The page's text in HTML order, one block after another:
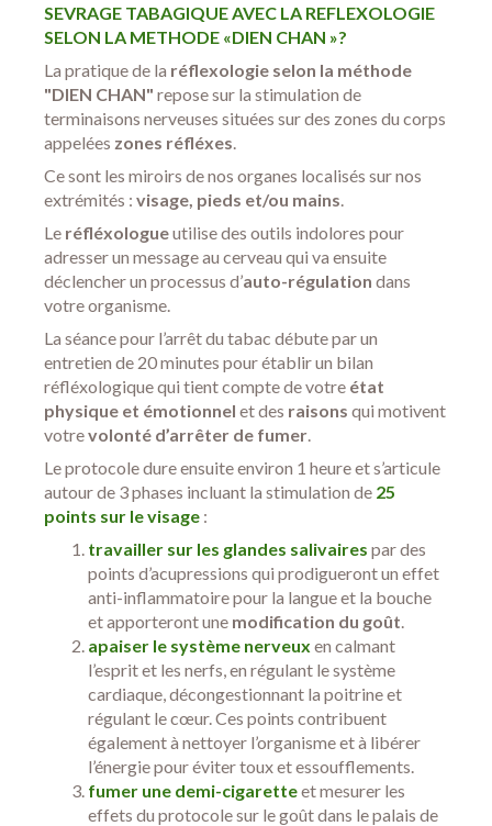
SEVRAGE TABAGIQUE AVEC LA REFLEXOLOGIE
SELON LA METHODE «DIEN CHAN »?
La pratique de la réflexologie selon la méthode
"DIEN CHAN" repose sur la stimulation de
terminaisons nerveuses situées sur des zones du corps
appelées zones réfléxes
Ce sont les miroirs de nos organes localisés sur nos
extrémités : visage, pieds et/ou mains
Le réfléxologueutilise des outils indolores pour
adresser un message au cerveau qui va ensuite
déclencher un processus d’auto-régulation dans
votre organisme.
La séance pour l’arrêt du tabac débute par un
entretien de 20 minutes pour établir un bilan
réfléxologique qui tient compte de votre état
physique et émotionnel et des raisons qui motivent
votrevolonté d’arrêter de fumer
Le protocole dure ensuite environ 1 heure et s’articule
autour de 3 phases incluant la stimulation de 25
points sur le visage :
travailler sur les glandes salivaires par des
points d’acupressions qui prodigueront un effet
anti-inflammatoire pour la langue et la bouche
et apporteront une modification du goût
apaiser le système nerveux en calmant
l’esprit et les nerfs, en régulant le système
cardiaque, décongestionnant la poitrine et
régulant le cœur. Ces points contribuent
également à nettoyer l’organisme et à libérer
l’énergie pour éviter toux et essoufflements.
fumer une demi-cigaretteet mesurer les
effets du protocole sur le goût dans le palais de